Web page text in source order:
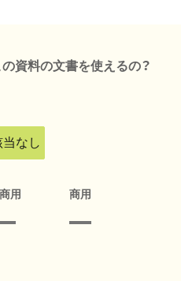
資料の文書を使えるの？
当なし
用 商用